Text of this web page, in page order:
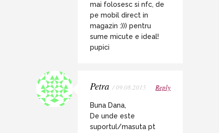
mai folosesc si nfc, de
pe mobil direct in
magazin :))) pentru
sume micute e ideal!
pupici
Petra / 09.08.2015 Reply
Buna Dana,
De unde este
suportul/masuta pt